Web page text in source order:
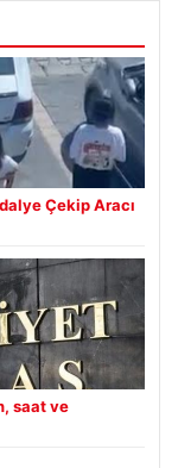
Çekip Aracı
saat ve